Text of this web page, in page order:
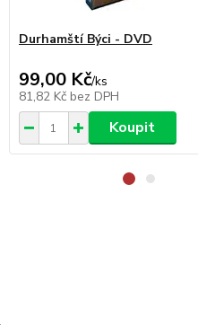
Durhamští Býci - DVD
99,00 Kč/ks
81,82 Kč bez DPH
Koupit